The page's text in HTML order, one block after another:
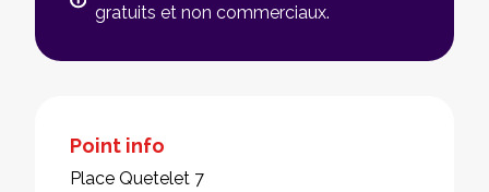
gratuits et non commerciaux.
Point info
Place Quetelet 7